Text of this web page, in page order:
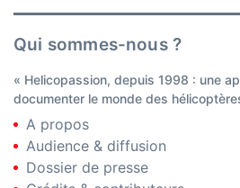
Qui sommes-nous ?
« Helicopassion, depuis 1998 : une
documenter le monde des
A propos
Audience & diffusion
Dossier de presse